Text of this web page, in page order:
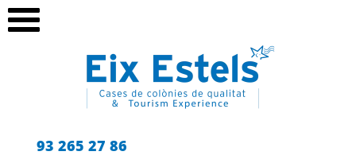
93 265 27 86